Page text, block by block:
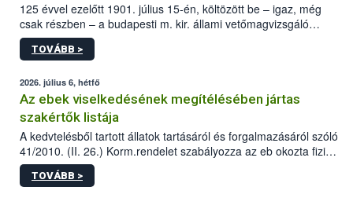
125 évvel ezelőtt 1901. július 15-én, költözött be – igaz, még
csak részben – a budapesti m. kir. állami vetőmagvizsgáló
állomás a Kis Rókus utca 15. szám alatti, Czigler Győző által
tervezett új épületébe.
TOVÁBB >
2026. július 6, hétfő
Az ebek viselkedésének megítélésében jártas
szakértők listája
A kedvtelésből tartott állatok tartásáról és forgalmazásáról szóló
41/2010. (II. 26.) Korm.rendelet szabályozza az eb okozta fizikai
sérülés, illetve ennek veszélye keletkezésekor felmerülő
hatósági feladatokat, valamint a veszélyes eb tartását és annak
TOVÁBB >